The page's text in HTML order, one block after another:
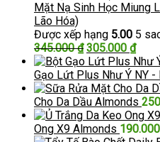
Mặt Nạ Sinh Học Miung
Lão Hóa)
Được xếp hạng 5.00 5
345.000₫ Giá
gốc
là:
345.000 ₫.
305.000 ₫Giá
hiện
tại
là:
Gạo Lứt Plus Như Ý NY -
Cho Da Dầu Almonds
Ong X9 Almonds 190.000